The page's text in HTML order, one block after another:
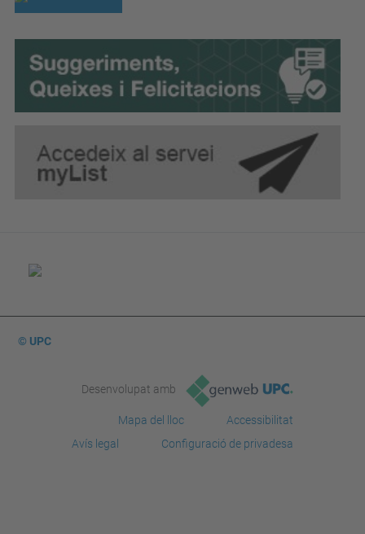
© UPC
Desenvolupat amb
Mapa del lloc
Accessibilitat
Avís legal
Configuració de privadesa